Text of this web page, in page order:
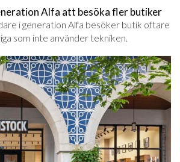
Alfa att besöka fler butiker
i generation Alfa besöker butik oftare
som inte använder tekniken.